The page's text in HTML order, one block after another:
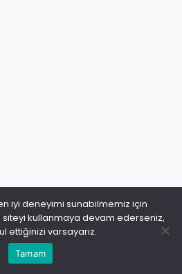
iyi deneyimi sunabilmemiz için
siteyi kullanmaya devam ederseniz,
ettiğinizi varsayarız.
Tamam